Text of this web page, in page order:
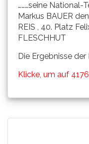
………seine National-
Markus BAUER
REIS , 40. Platz
FLESCHHUT
Die Ergebnisse der
Klicke, um auf